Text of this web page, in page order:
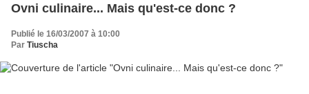
Ovni culinaire... Mais qu'est-ce donc ?
Publié le 16/03/2007 à 10:00
Par Tiuscha